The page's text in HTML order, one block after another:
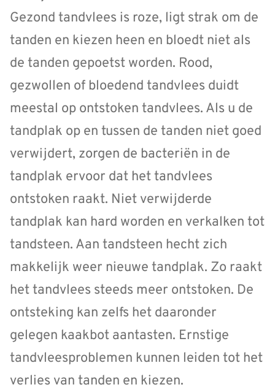
Gezond tandvlees is roze, ligt strak om de
tanden en kiezen heen en bloedt niet als
de tanden gepoetst worden. Rood,
gezwollen of bloedend tandvlees duidt
meestal op ontstoken tandvlees. Als u de
tandplak op en tussen de tanden niet goed
verwijdert, zorgen de bacteriën in de
tandplak ervoor dat het tandvlees
ontstoken raakt. Niet verwijderde
tandplak kan hard worden en verkalken tot
tandsteen. Aan tandsteen hecht zich
makkelijk weer nieuwe tandplak. Zo raakt
het tandvlees steeds meer ontstoken. De
ontsteking kan zelfs het daaronder
gelegen kaakbot aantasten. Ernstige
tandvleesproblemen kunnen leiden tot het
verlies van tanden en kiezen.